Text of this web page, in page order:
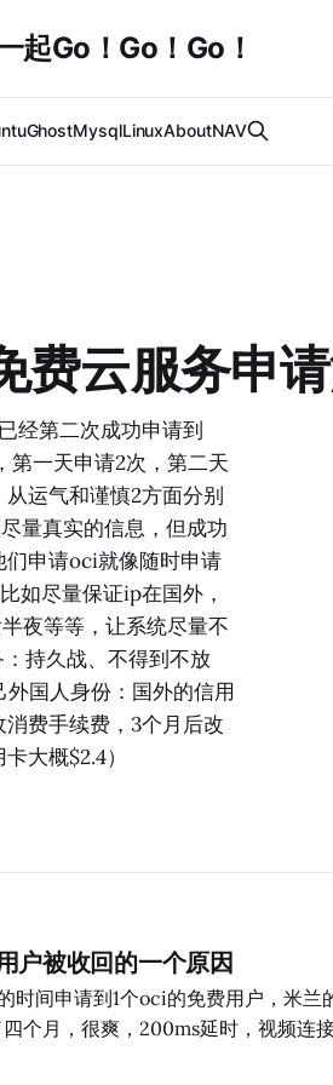
起Go！Go！Go！
GhostMysqlLinuxAboutNAV
云服务申请
经第二次成功申请到
第一天申请2次，第二天
运气和谨慎2方面分别
量真实的信息，但成功
申请oci就像随时申请
如尽量保证ip在国外，
夜等等，让系统尽量不
持久战、不得到不放
国人身份：国外的信用
费手续费，3个月后改
大概$2.4）
户被收回的一个原因
时间申请到1个oci的免费用户，米兰
个月，很爽，200ms延时，视频连
，正常播放无卡顿。申请方法和自